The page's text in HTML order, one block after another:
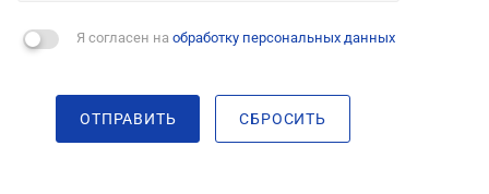
Я согласен на обработку персональных данных
ОТПРАВИТЬ СБРОСИТЬ